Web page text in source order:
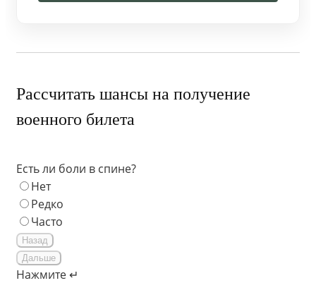
Рассчитать шансы на получение
военного билета
Есть ли боли в спине?
Нет
Редко
Часто
Назад
Дальше
Нажмите ↵